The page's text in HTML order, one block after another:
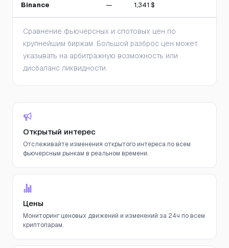
Binance — 1,341 $
Сравнение фьючерсных и спотовых цен по
крупнейшим биржам. Большой разброс цен может
указывать на арбитражную возможность или
дисбаланс ликвидности.
Открытый интерес
Отслеживайте изменения открытого интереса по всем
фьючерсным рынкам в реальном времени.
Цены
Мониторинг ценовых движений и изменений за 24ч по всем
криптопарам.